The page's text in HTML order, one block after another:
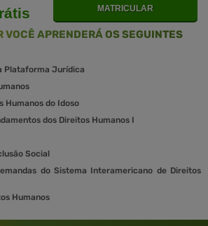
MATRICULAR
VOCÊ APRENDERÁ OS SEGUINTES
Plataforma Jurídica
Humanos do Idoso
dos Direitos Humanos I
Social
do Sistema Interamericano de Direitos
Humanos